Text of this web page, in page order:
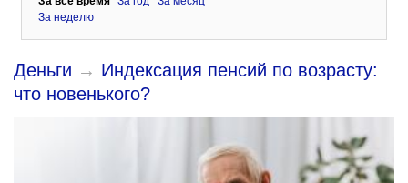
За неделю
Деньги → Индексация пенсий по возрасту:
что новенького?